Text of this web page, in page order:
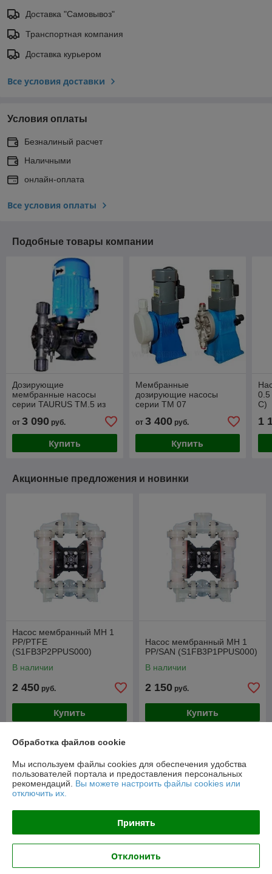
Доставка "Самовывоз"
Транспортная компания
Доставка курьером
Все условия доставки
Условия оплаты
Безналиный расчет
Наличными
онлайн-оплата
Все условия оплаты
Подобные товары компании
Дозирующие
мембранные насосы
серии TAURUS TM.5 из
от 3 090 руб.
Купить
Мембранные
дозирующие насосы
серии TM 07
от 3 400руб.
Купить
0.5
C)
1
Акционные предложения и новинки
Насос мембранный МН 1
PP/PTFE
(S1FB3P2PPUS000)
В наличии
2 450 руб.
Купить
Насос мембранный МН 1
PP/SAN (S1FB3P1PPUS000)
В наличии
2 150 руб.
Купить
Обработка файлов cookie
Мы используем файлы cookies для обеспечения удобства
пользователей портала и предоставления персональных
рекомендаций. Вы можете настроить файлы cookies или
отключить их.
Принять
Отклонить